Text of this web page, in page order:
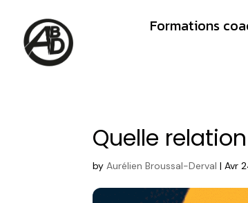
Formations
Quelle
byAurélien Broussal-Derval |Avr